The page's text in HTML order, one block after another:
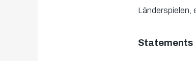
Länderspielen,
Statements